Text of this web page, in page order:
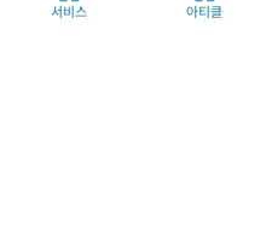
서비스 아티클